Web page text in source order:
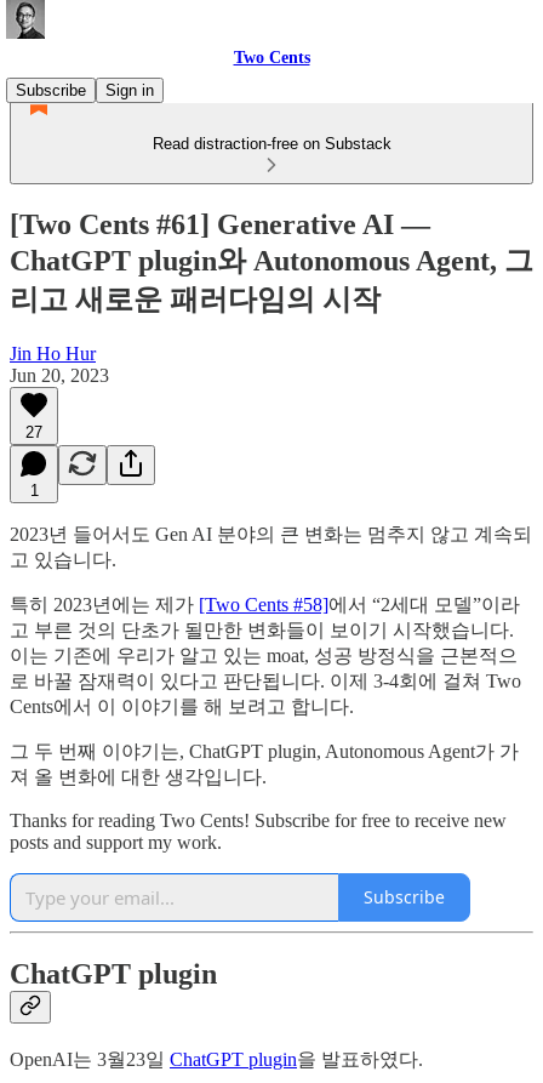
Two Cents
Subscribe
Sign in
Read distraction-free on Substack
[Two Cents #61] Generative AI —
ChatGPT plugin와 Autonomous Agent, 그
리고 새로운 패러다임의 시작
Jin Ho Hur
Jun 20, 2023
27
1
2023년 들어서도 Gen AI 분야의 큰 변화는 멈추지 않고 계속되
고 있습니다.
특히 2023년에는 제가 [Two Cents #58]에서 “2세대 모델”이라
고 부른 것의 단초가 될만한 변화들이 보이기 시작했습니다.
이는 기존에 우리가 알고 있는 moat, 성공 방정식을 근본적으
로 바꿀 잠재력이 있다고 판단됩니다. 이제 3-4회에 걸쳐 Two
Cents에서 이 이야기를 해 보려고 합니다.
그 두 번째 이야기는, ChatGPT plugin, Autonomous Agent가 가
져 올 변화에 대한 생각입니다.
Thanks for reading Two Cents! Subscribe for free to receive new
posts and support my work.
Subscribe
ChatGPT plugin
OpenAI는 3월23일 ChatGPT plugin을 발표하였다.